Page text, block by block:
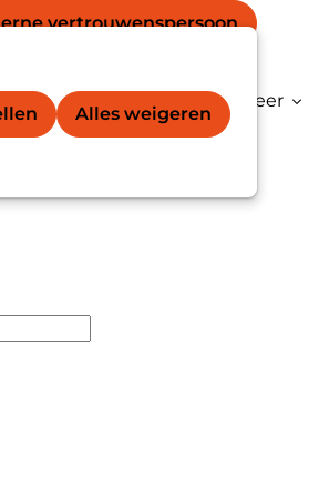
Alles weigeren
Kenniscentrum Meer
vertrouwens­persoon